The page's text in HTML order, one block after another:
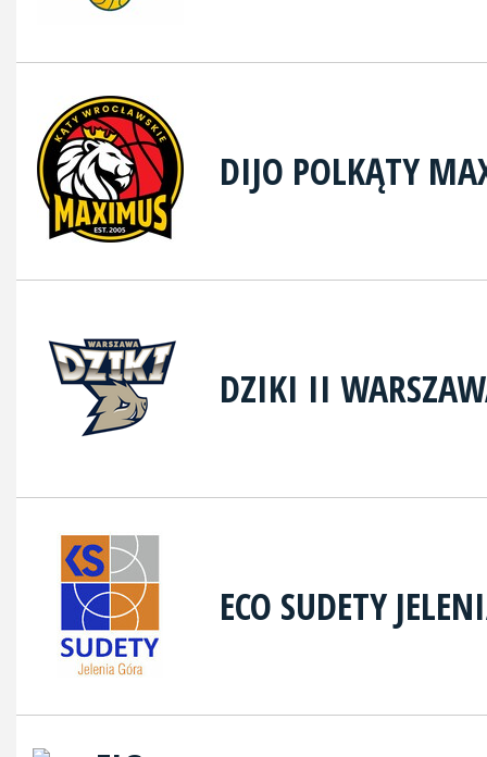
DIJO POLKĄTY
DZIKI II
ECO SUDETY